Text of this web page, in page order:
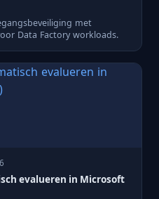
met
Data Factory workloads.
evalueren in Microsoft